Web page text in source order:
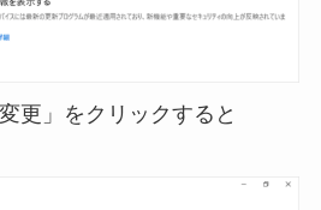
更」をクリックすると